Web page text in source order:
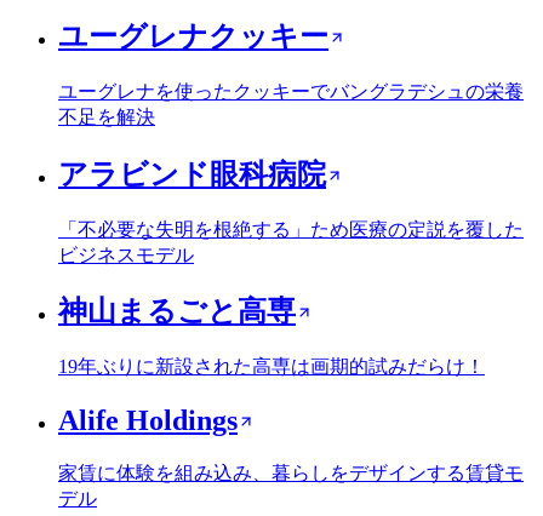
ユーグレナクッキー
ユーグレナを使ったクッキーでバングラデシュの栄養
不足を解決
アラビンド眼科病院
「不必要な失明を根絶する」ため医療の定説を覆した
ビジネスモデル
神山まるごと高専
19年ぶりに新設された高専は画期的試みだらけ！
Alife Holdings
家賃に体験を組み込み、暮らしをデザインする賃貸モ
デル